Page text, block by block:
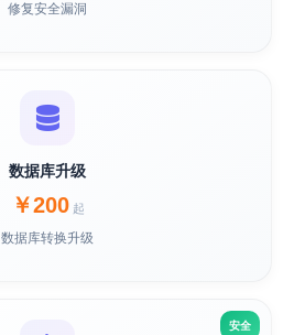
修复安全漏洞
数据库升级
￥200 起
数据库转换升级
安全